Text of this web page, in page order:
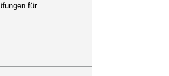
für